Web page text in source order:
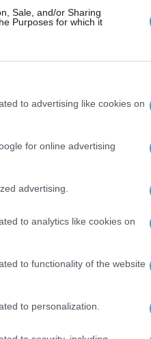
Sale, and/or Sharing
Purposes for which it
to advertising like cookies on
for online advertising
advertising.
to analytics like cookies on
to functionality of the website
to personalization.
της
στοιχεία,
στο διαμέρισμα που
να αναφέρει
λέει “εγώ θα σε
η 42χρονη
της υπόθεσης.
που
ρούχα,